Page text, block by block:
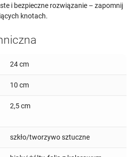
i bezpieczne rozwiązanie – zapomnij
knotach.
24 cm
10 cm
2,5 cm
szkło/tworzywo sztuczne